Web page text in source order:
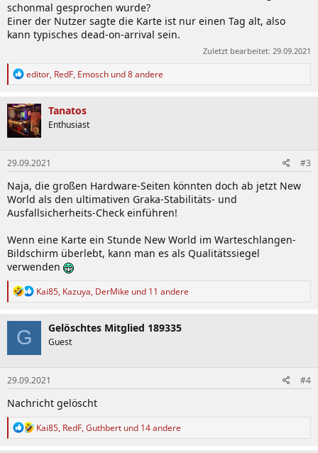
schonmal gesprochen wurde?
Einer der Nutzer sagte die Karte ist nur einen Tag alt, also
kann typisches dead-on-arrival sein.
Zuletzt bearbeitet: 29.09.2021
R
k
t
i
o
n
e
n
:
editor, RedF, Emosch und 8 andere
Tanatos
Enthusiast
29.09.2021 #3
Naja, die großen Hardware-Seiten könnten doch ab jetzt New
World als den ultimativen Graka-Stabilitäts- und
Ausfallsicherheits-Check einführen!
Wenn eine Karte ein Stunde New World im Warteschlangen-
Bildschirm überlebt, kann man es als Qualitätssiegel
verwenden
R
k
o
n
e
n
:
Kai85, Kazuya, DerMike und 11 andere
G Gelöschtes Mitglied 189335
Guest
29.09.2021 #4
Nachricht gelöscht
R
Kai85, RedF, Guthbert und 14 andere